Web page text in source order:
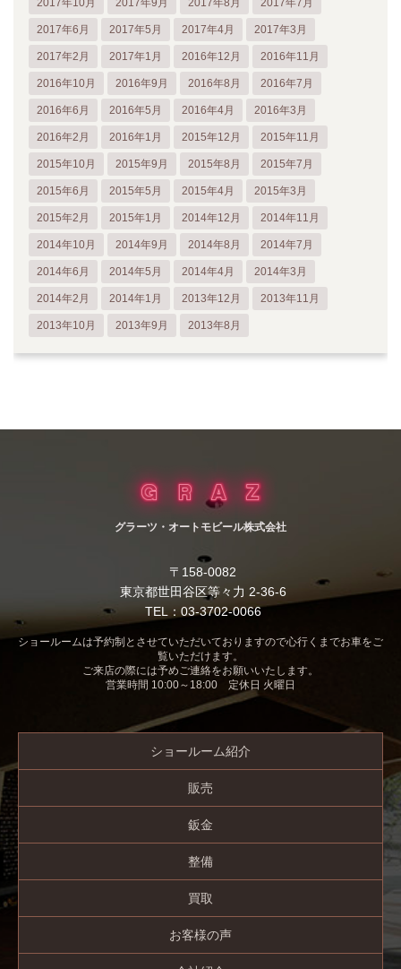
2017年10月 2017年9月 2017年8月 2017年7月
2017年6月 2017年5月 2017年4月 2017年3月
2017年2月 2017年1月 2016年12月 2016年11月
2016年10月 2016年9月 2016年8月 2016年7月
2016年6月 2016年5月 2016年4月 2016年3月
2016年2月 2016年1月 2015年12月 2015年11月
2015年10月 2015年9月 2015年8月 2015年7月
2015年6月 2015年5月 2015年4月 2015年3月
2015年2月 2015年1月 2014年12月 2014年11月
2014年10月 2014年9月 2014年8月 2014年7月
2014年6月 2014年5月 2014年4月 2014年3月
2014年2月 2014年1月 2013年12月 2013年11月
2013年10月 2013年9月 2013年8月
グラーツ・オートモビール株式会社
〒158-0082
東京都世田谷区等々力 2-36-6
TEL：03-3702-0066
ショールームは予約制とさせていただいておりますので心行くまでお車をご
覧いただけます。
ご来店の際には予めご連絡をお願いいたします。
営業時間 10:00～18:00 定休日 火曜日
ショールーム紹介
販売
鈑金
整備
買取
お客様の声